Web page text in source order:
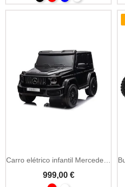
Carro elétrico infantil Mercedes G63 AMG 24V MP4
999,00 €